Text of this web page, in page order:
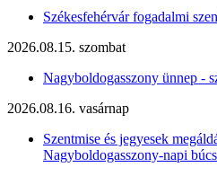
Székesfehérvár fogadalmi
2026.08.15. szombat
Nagyboldogasszony ünnep -
2026.08.16. vasárnap
Szentmise és jegyesek
Nagyboldogasszony-napi